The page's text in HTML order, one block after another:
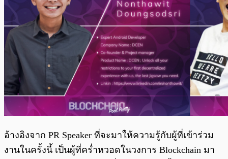
อ้างอิงจาก PR Speaker ที่จะมาให้ความรู้กับผู้ที่เข้าร่วม
งานในครั้งนี้ เป็นผู้ที่คร่ำหวอดในวงการ Blockchain มา